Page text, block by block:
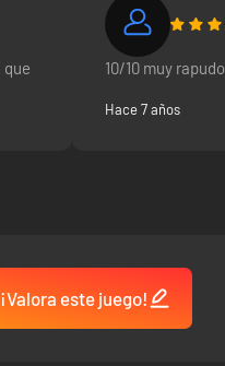
que
10/10 muy rapudo
Hace 7 años
¡Valora este juego!